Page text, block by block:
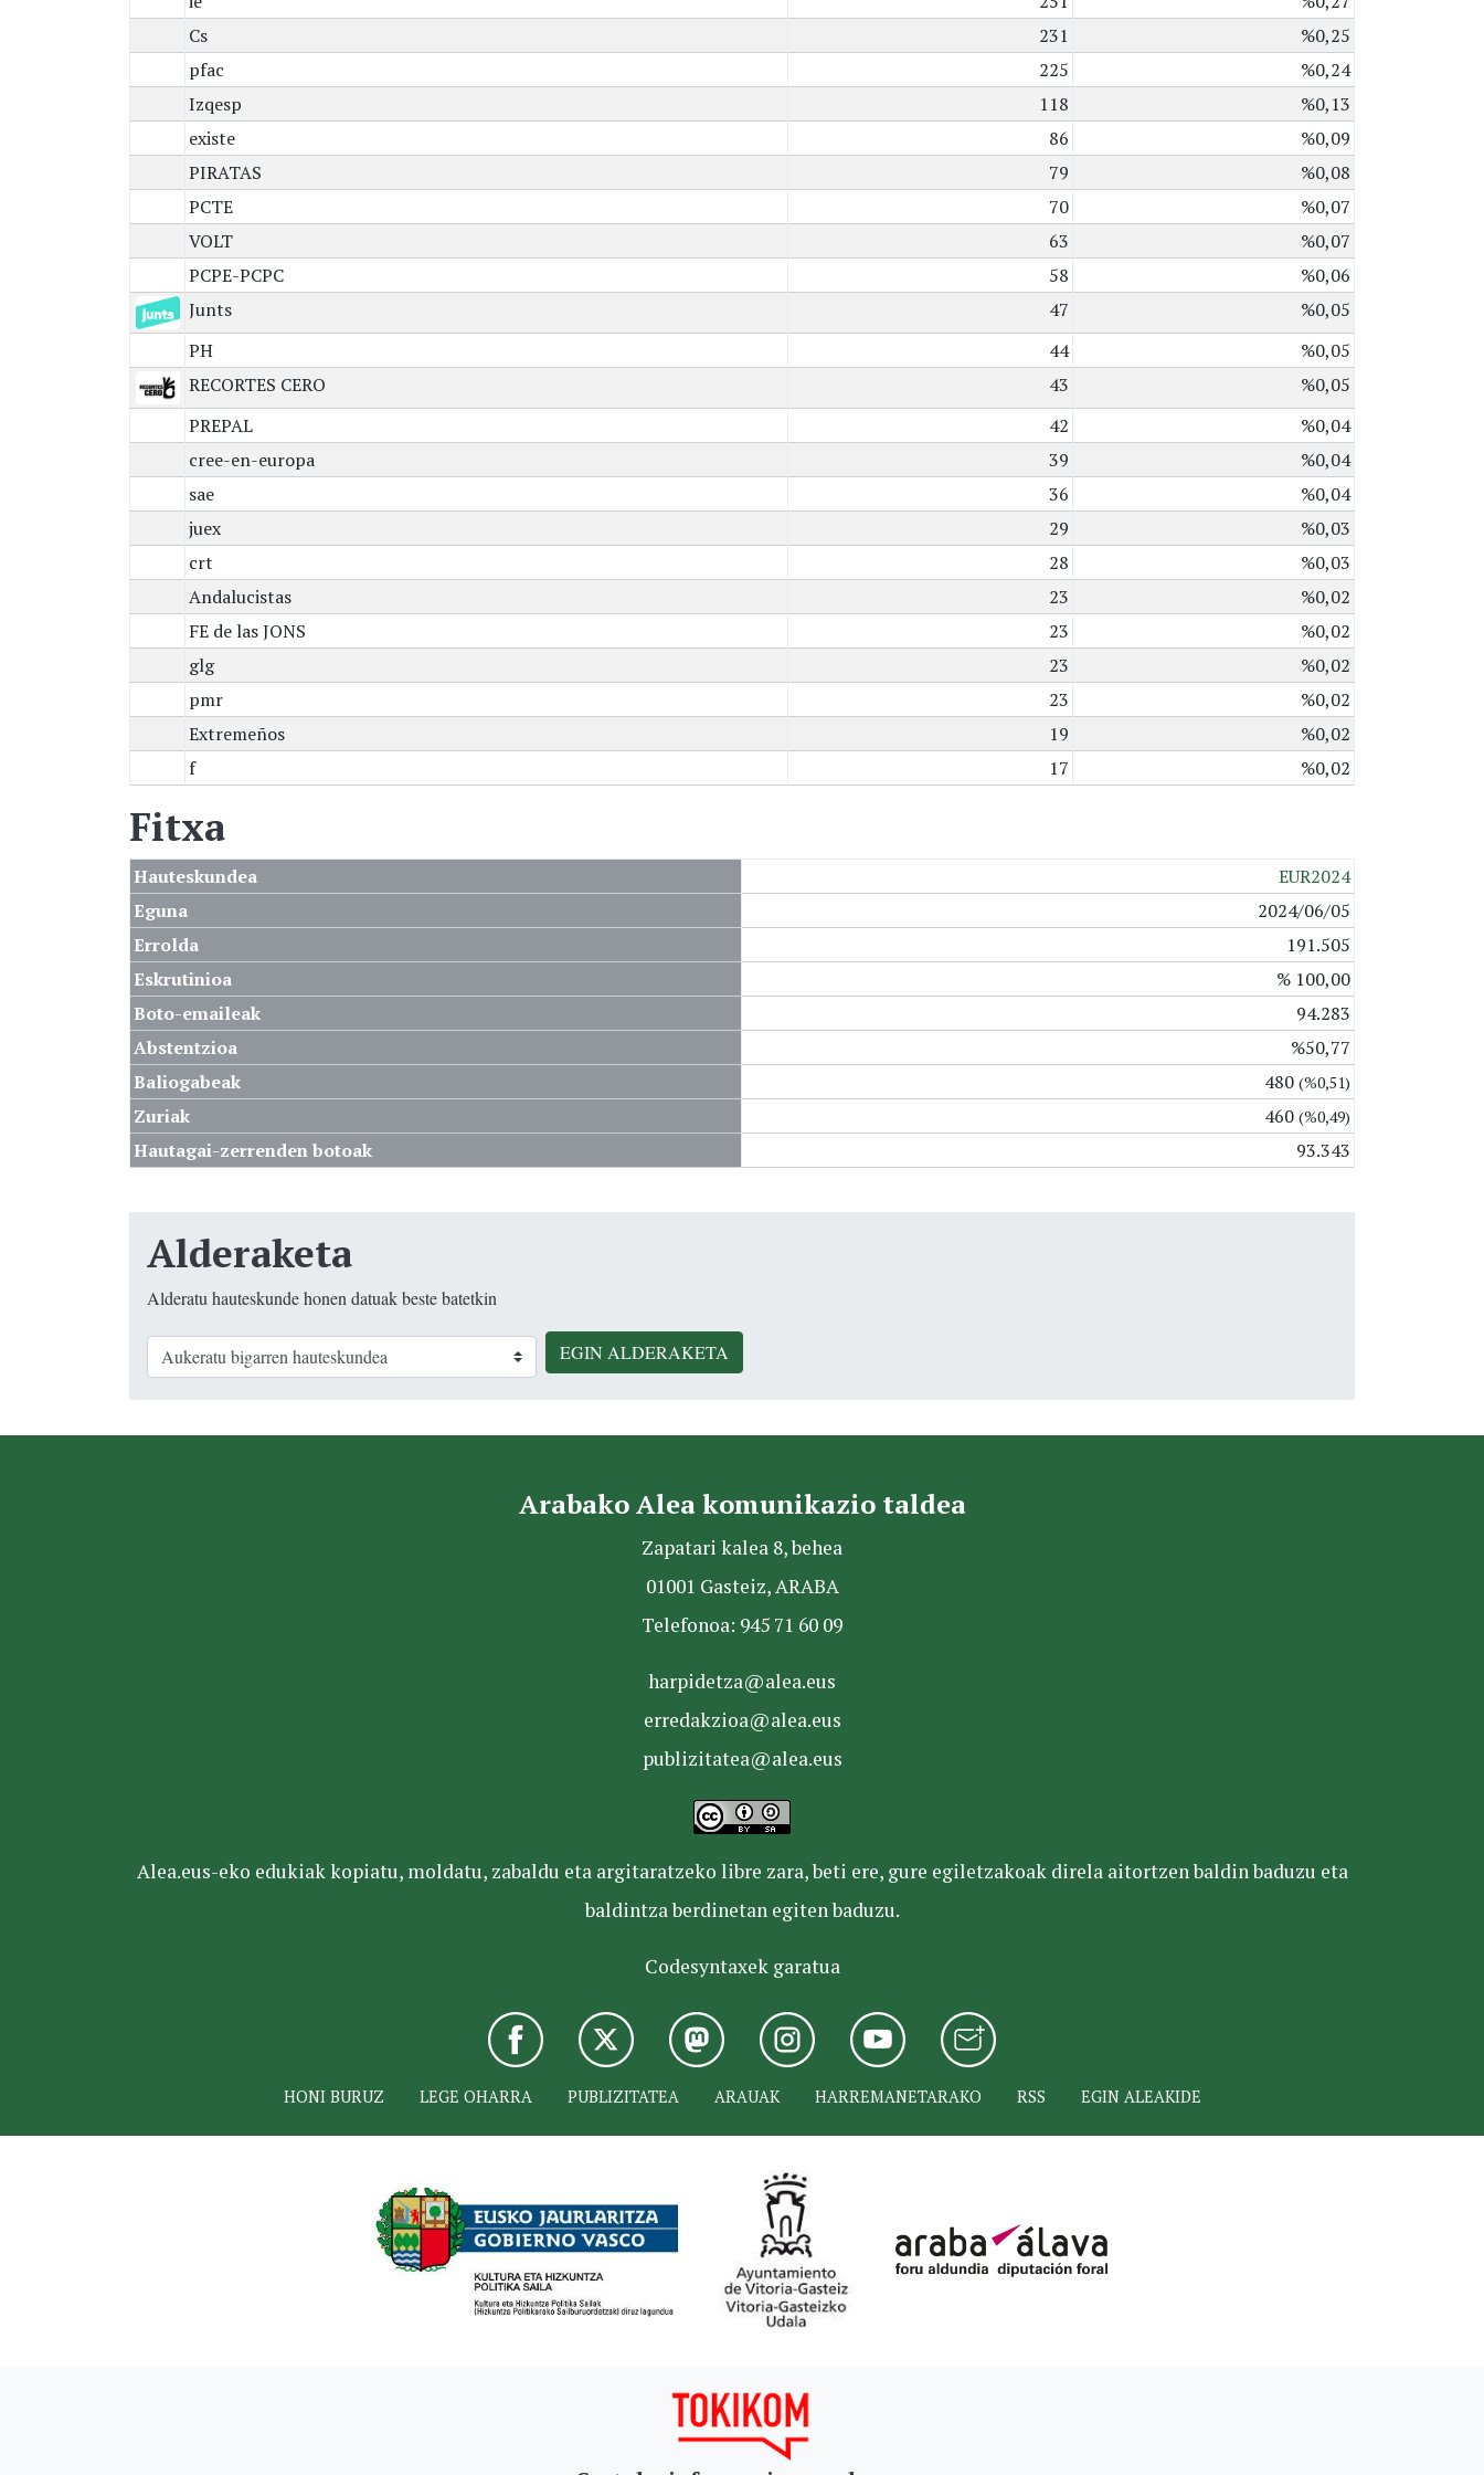
Cs
231
%0,25
pfac
225
%0,24
Izqesp
118
%0,13
existe
86
%0,09
PIRATAS
79
%0,08
PCTE
70
%0,07
VOLT
63
%0,07
PCPE-PCPC
58
%0,06
Junts
47
%0,05
PH
44
%0,05
RECORTES CERO
43
%0,05
PREPAL
42
%0,04
cree-en-europa
39
%0,04
sae
36
%0,04
juex
29
%0,03
crt
28
%0,03
Andalucistas
23
%0,02
FE de las JONS
23
%0,02
glg
23
%0,02
pmr
23
%0,02
Extremeños
19
%0,02
f
17 %0,02
Fitxa
Hauteskundea
EUR2024
Eguna
2024/06/05
Errolda
191.505
Eskrutinioa
% 100,00
Boto-emaileak
94.283
Abstentzioa
%50,77
Baliogabeak
480 (%0,51)
Zuriak 460 (%0,49)
Hautagai-zerrenden botoak 93.343
Alderaketa
Alderatu hauteskunde honen datuak beste batetkin
EGIN ALDERAKETA
Arabako Alea komunikazio taldea
Zapatari kalea 8, behea
01001 Gasteiz, ARABA
Telefonoa: 945 71 60 09
harpidetza@alea.eus
erredakzioa@alea.eus
publizitatea@alea.eus
Alea.eus-eko edukiak kopiatu, moldatu, zabaldu eta argitaratzeko libre zara, beti ere, gure egiletzakoak direla aitortzen baldin baduzu eta
baldintza berdinetan egiten baduzu.
Codesyntaxek garatua
HONI BURUZ LEGE OHARRA PUBLIZITATEA ARAUAK HARREMANETARAKO RSS EGIN ALEAKIDE